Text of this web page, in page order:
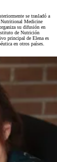
se trasladó a
Nutritional Medicine
su difusión en
de Nutrición
principal de Elena es
en otros países.